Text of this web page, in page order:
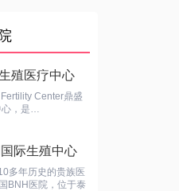
殖医疗中心
Center鼎盛
心，是…
际生殖中心
多年历史的贵族医
BNH医院，位于泰